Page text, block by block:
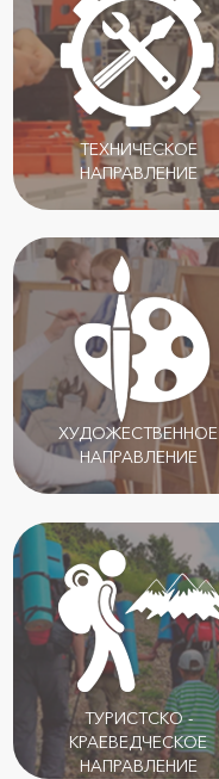
ТЕХНИЧЕСКОЕ
НАПРАВЛЕНИЕ
ХУДОЖЕСТВЕННОЕ
НАПРАВЛЕНИЕ
ТУРИСТСКО -
КРАЕВЕДЧЕСКОЕ
НАПРАВЛЕНИЕ